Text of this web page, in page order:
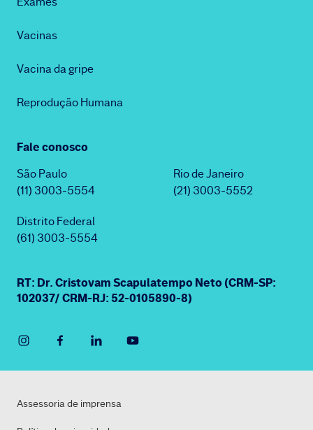
Vacinas
Vacina da gripe
Reprodução Humana
Fale conosco
São Paulo
(11) 3003-5554
Rio de Janeiro
(21) 3003-5552
Distrito Federal
(61) 3003-5554
RT: Dr. Cristovam Scapulatempo Neto (CRM-SP:
102037/ CRM-RJ: 52-0105890-8)
Assessoria de imprensa